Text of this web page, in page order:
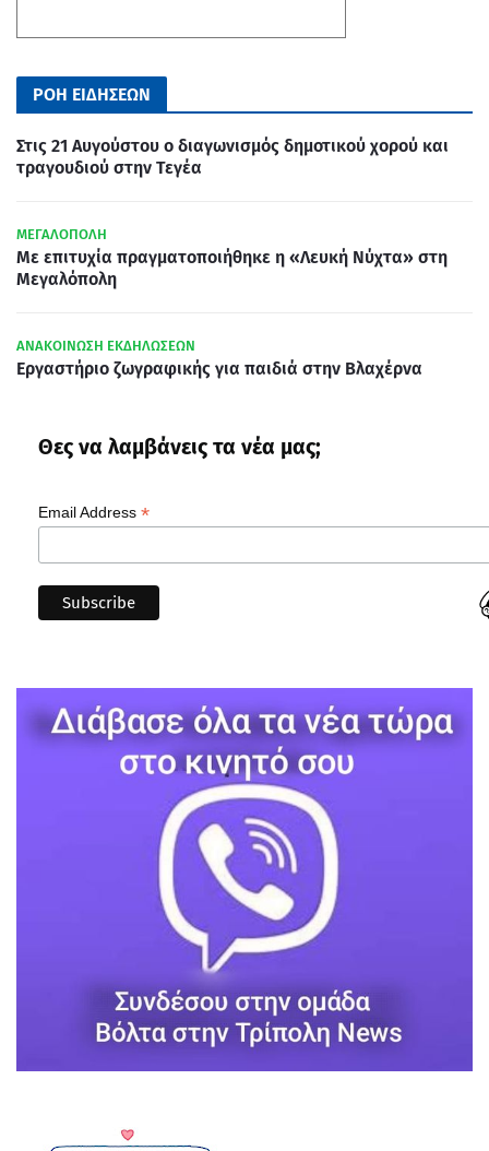
ΡΟΗ ΕΙΔΗΣΕΩΝ
Στις 21 Αυγούστου ο διαγωνισμός δημοτικού χορού και
τραγουδιού στην Τεγέα
ΜΕΓΑΛΟΠΟΛΗ
Με επιτυχία πραγματοποιήθηκε η «Λευκή Νύχτα» στη
Μεγαλόπολη
ΑΝΑΚΟΙΝΩΣΗ ΕΚΔΗΛΩΣΕΩΝ
Εργαστήριο ζωγραφικής για παιδιά στην Βλαχέρνα
Θες να λαμβάνεις τα νέα μας;
Email Address *